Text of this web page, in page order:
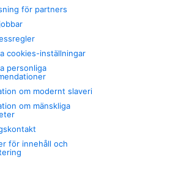
för partners
cookies-inställningar
personliga
om modernt slaveri
om mänskliga
för innehåll och